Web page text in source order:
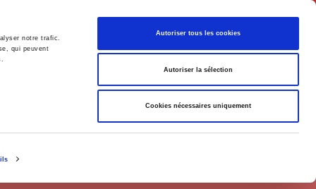
notre trafic.
qui peuvent
Autoriser tous les cookies
Autoriser la sélection
Cookies nécessaires uniquement
Français